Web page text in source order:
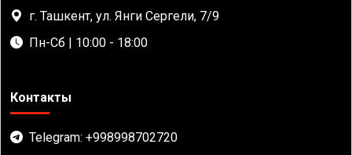
г. Ташкент, ул. Янги Сергели, 7/9
Пн-Сб | 10:00 - 18:00
Контакты
Telegram: +998998702720